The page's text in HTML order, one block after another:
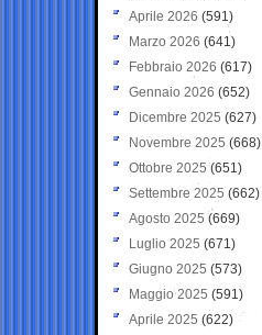
Aprile 2026 (591)
Marzo 2026 (641)
Febbraio 2026 (617)
Gennaio 2026 (652)
Dicembre 2025 (627)
Novembre 2025 (668)
Ottobre 2025 (651)
Settembre 2025 (662)
Agosto 2025 (669)
Luglio 2025 (671)
Giugno 2025 (573)
Maggio 2025 (591)
Aprile 2025 (622)